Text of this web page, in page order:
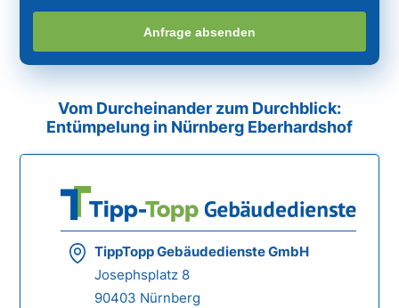
Anfrage absenden
Vom Durcheinander zum Durchblick:
Entümpelung in Nürnberg Eberhardshof
TippTopp Gebäudedienste GmbH
Josephsplatz 8
90403 Nürnberg